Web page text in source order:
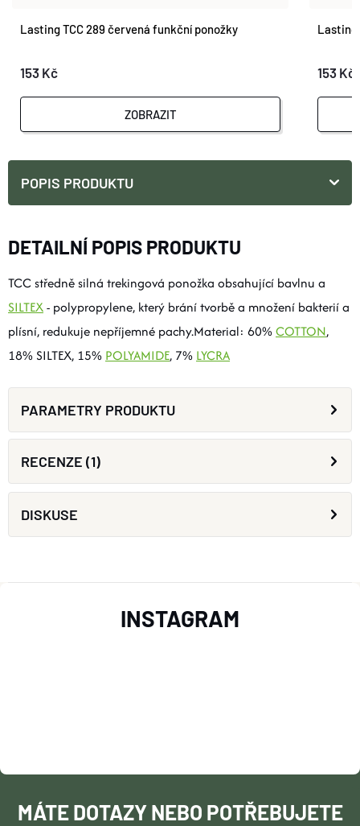
Lasting TCC 289 červená funkční ponožky
153 Kč
ZOBRAZIT
Lasting
153 Kč
POPIS PRODUKTU
DETAILNÍ POPIS PRODUKTU
TCC středně silná trekingová ponožka obsahující bavlnu a
SILTEX- polypropylene, který brání tvorbě a množení bakterií a
plísní, redukuje nepříjemné pachy.Material: 60%COTTON,
18% SILTEX, 15% POLYAMIDE, 7% LYCRA
PARAMETRY PRODUKTU
RECENZE (1)
DISKUSE
T
MÁTE DOTAZY NEBO POTŘEBUJETE
INSTAGRAM